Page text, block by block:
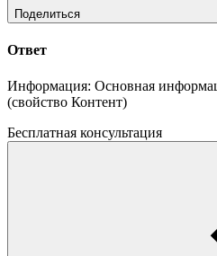
Поделиться
Ответ
Информация: Основная
(свойство Контент)
Бесплатная консультация